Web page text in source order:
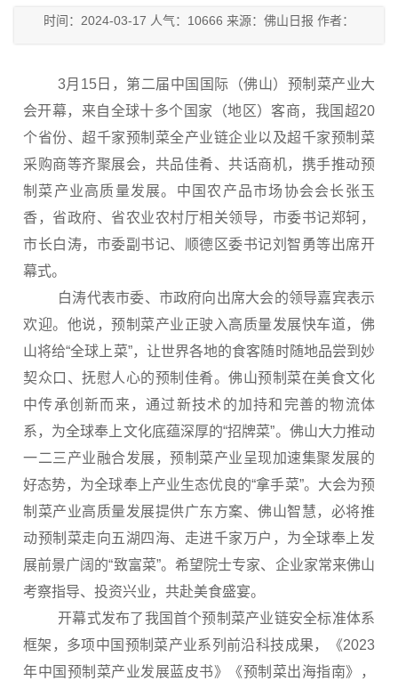
时间：2024-03-17 人气：10666 来源：佛山日报 作者：
3月15日，第二届中国国际（佛山）预制菜产业大
会开幕，来自全球十多个国家（地区）客商，我国超20
个省份、超千家预制菜全产业链企业以及超千家预制菜
采购商等齐聚展会，共品佳肴、共话商机，携手推动预
制菜产业高质量发展。中国农产品市场协会会长张玉
香，省政府、省农业农村厅相关领导，市委书记郑轲，
市长白涛，市委副书记、顺德区委书记刘智勇等出席开
幕式。
白涛代表市委、市政府向出席大会的领导嘉宾表示
欢迎。他说，预制菜产业正驶入高质量发展快车道，佛
山将给“全球上菜”，让世界各地的食客随时随地品尝到妙
契众口、抚慰人心的预制佳肴。佛山预制菜在美食文化
中传承创新而来，通过新技术的加持和完善的物流体
系，为全球奉上文化底蕴深厚的“招牌菜”。佛山大力推动
一二三产业融合发展，预制菜产业呈现加速集聚发展的
好态势，为全球奉上产业生态优良的“拿手菜”。大会为预
制菜产业高质量发展提供广东方案、佛山智慧，必将推
动预制菜走向五湖四海、走进千家万户，为全球奉上发
展前景广阔的“致富菜”。希望院士专家、企业家常来佛山
考察指导、投资兴业，共赴美食盛宴。
开幕式发布了我国首个预制菜产业链安全标准体系
框架，多项中国预制菜产业系列前沿科技成果，《2023
年中国预制菜产业发展蓝皮书》《预制菜出海指南》，